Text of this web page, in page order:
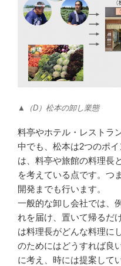
▲（D）松本の卸し業態
料亭やホテル・レストラ
中でも、松本は2つのポ
は、料亭や旅館の料理長
を考えている点です。つ
開発までも行います。
一般的な卸し会社では、
れを届け、置いて帰るだ
は料理長がどんな料理に
のためにはどうすれば良
に考え、時には提案して